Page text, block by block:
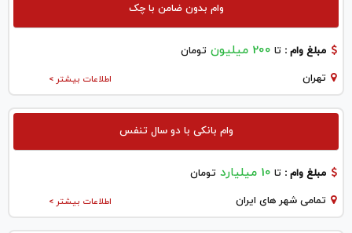
وام بدون ضامن با چک
مبلغ وام : تا 200 میلیون تومان
اطلاعات بیشتر > تهران
وام بانکی با دو سال تنفس
مبلغ وام : تا 10 میلیارد تومان
اطلاعات بیشتر > تمامی شهر های ایران